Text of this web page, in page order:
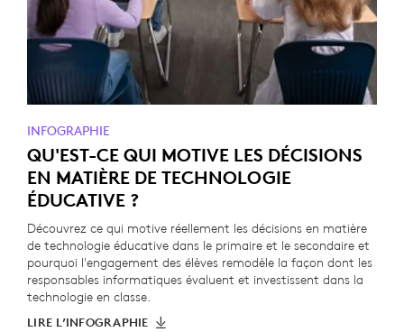
INFOGRAPHIE
QU'EST-CE QUI MOTIVE LES DÉCISIONS
EN MATIÈRE DE TECHNOLOGIE
ÉDUCATIVE ?
Découvrez ce qui motive réellement les décisions en matière
de technologie éducative dans le primaire et le secondaire et
pourquoi l'engagement des élèves remodèle la façon dont les
responsables informatiques évaluent et investissent dans la
technologie en classe.
LIRE L’INFOGRAPHIE